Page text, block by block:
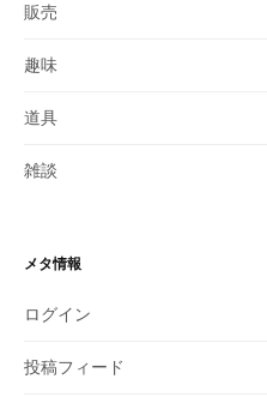
販売
趣味
道具
雑談
メタ情報
ログイン
投稿フィード